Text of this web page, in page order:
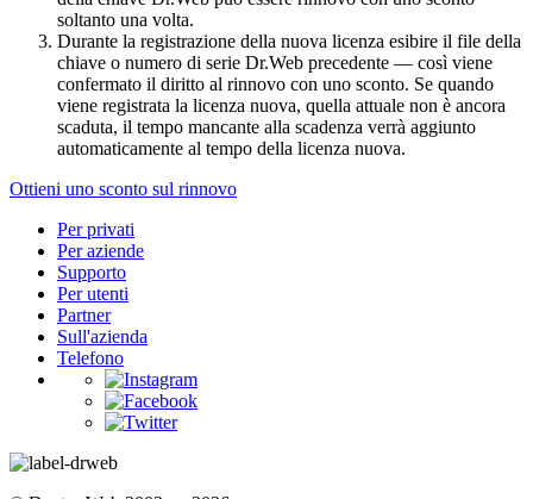
soltanto una volta.
Durante la registrazione della nuova licenza esibire il file della
chiave o numero di serie Dr.Web precedente — così viene
confermato il diritto al rinnovo con uno sconto. Se quando
viene registrata la licenza nuova, quella attuale non è ancora
scaduta, il tempo mancante alla scadenza verrà aggiunto
automaticamente al tempo della licenza nuova.
Ottieni uno sconto sul rinnovo
Per privati
Per aziende
Supporto
Per utenti
Partner
Sull'azienda
Telefono